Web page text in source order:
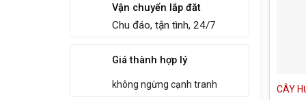
Vận chuyển lắp đăt
Chu đáo, tận tình, 24/7
Giá thành hợp lý
không ngừng cạnh tranh CÂY